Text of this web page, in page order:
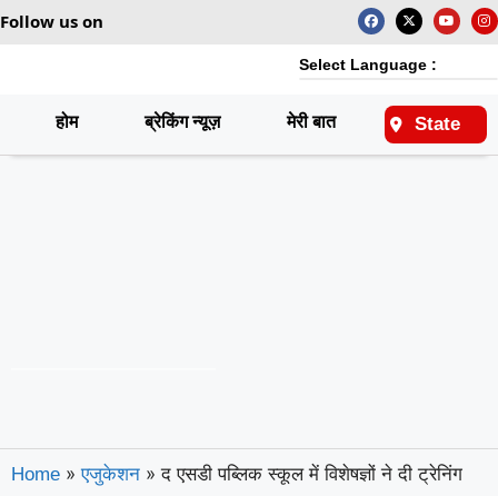
Follow us on
Select Language :
होम ब्रेकिंग न्यूज़ मेरी बात राष्ट्रीय
State
Home » एजुकेशन » द एसडी पब्लिक स्कूल में विशेषज्ञों ने दी ट्रेनिंग